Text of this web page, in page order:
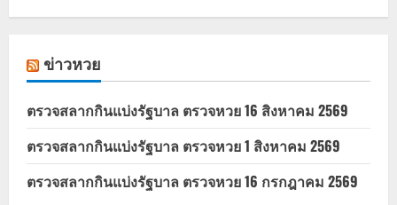
ข่าวหวย
ตรวจสลากกินแบ่งรัฐบาล ตรวจหวย 16 สิงหาคม 2569
ตรวจสลากกินแบ่งรัฐบาล ตรวจหวย 1 สิงหาคม 2569
ตรวจสลากกินแบ่งรัฐบาล ตรวจหวย 16 กรกฎาคม 2569